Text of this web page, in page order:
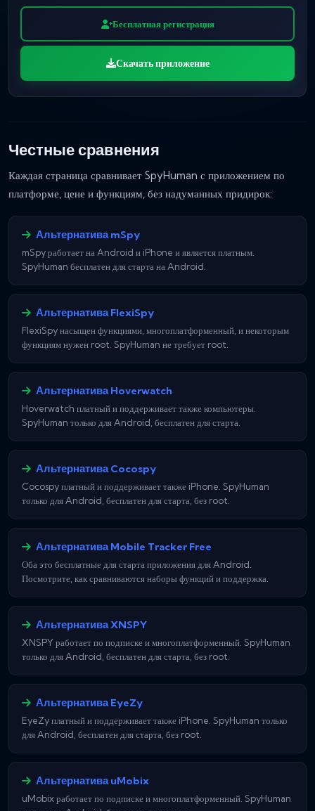
Бесплатная регистрация
Скачать приложение
Честные сравнения
Каждая страница сравнивает SpyHuman с приложением по
платформе, цене и функциям, без надуманных придирок:
Альтернатива mSpy
mSpy работает на Android и iPhone и является платным.
SpyHuman бесплатен для старта на Android.
Альтернатива FlexiSpy
FlexiSpy насыщен функциями, многоплатформенный, и некоторым
функциям нужен root. SpyHuman не требует root.
Альтернатива Hoverwatch
Hoverwatch платный и поддерживает также компьютеры.
SpyHuman только для Android, бесплатен для старта.
Альтернатива Cocospy
Cocospy платный и поддерживает также iPhone. SpyHuman
только для Android, бесплатен для старта, без root.
Альтернатива Mobile Tracker Free
Оба это бесплатные для старта приложения для Android.
Посмотрите, как сравниваются наборы функций и поддержка.
Альтернатива XNSPY
XNSPY работает по подписке и многоплатформенный. SpyHuman
только для Android, бесплатен для старта, без root.
Альтернатива EyeZy
EyeZy платный и поддерживает также iPhone. SpyHuman только
для Android, бесплатен для старта, без root.
Альтернатива uMobix
uMobix работает по подписке и многоплатформенный. SpyHuman